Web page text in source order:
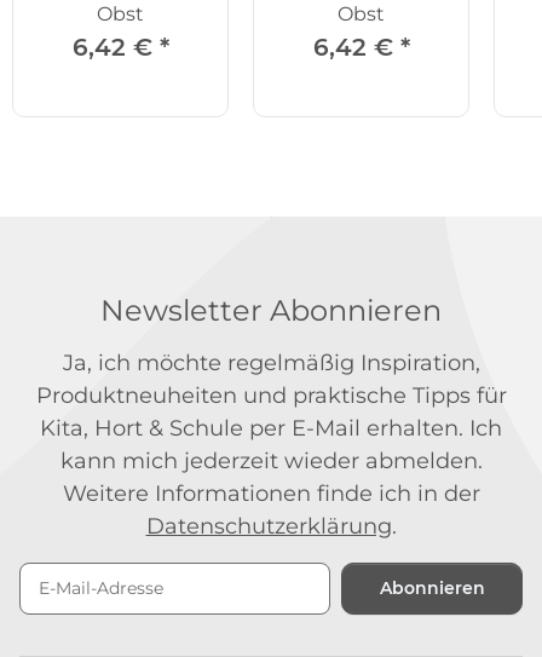
Obst
6,42 € *
Obst
6,42 € *
Newsletter Abonnieren
Ja, ich möchte regelmäßig Inspiration,
Produktneuheiten und praktische Tipps für
Kita, Hort & Schule per E-Mail erhalten. Ich
kann mich jederzeit wieder abmelden.
Weitere Informationen finde ich in der
Datenschutzerklärung.
Abonnieren